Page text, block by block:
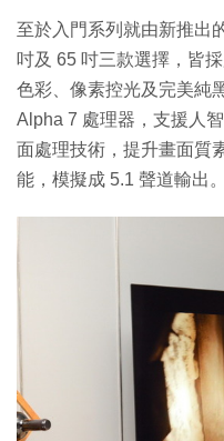
至於入門系列就由新推出
吋及 65 吋三款選擇，皆
色彩、像素控光及完美純
Alpha 7 處理器，支援人
面處理技術，提升畫面質
能，模擬成 5.1 聲道輸出。